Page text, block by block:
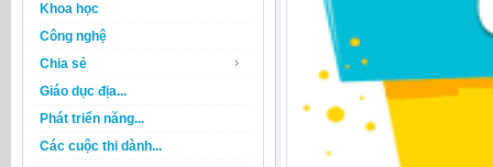
Khoa học
Công nghệ
Chia sẻ
Giáo dục địa...
Phát triển năng...
Các cuộc thi dành...